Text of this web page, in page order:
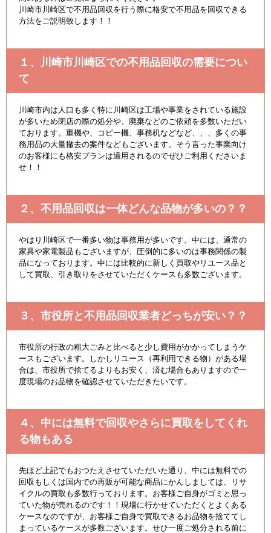
川崎市川崎区で不用品回収を行う際に格安で不用品を回収できる
方法をご説明致します！！
１、川崎市川崎区での不用品回収の需要につい
て
川崎市内は人口も多く特に川崎区は工場や事業をされている施設
が多いため閉店の際の処分や、廃棄などのご依頼を多数いただい
ております。重機や、コピー機、事務机などなど、、、多くの事
務用品の大量撤去の案件などもございます。そう言った事業向け
のお客様にも格安プランは適用されるのでぜひご利用くださいま
せ！！
２、不用品回収は一体どんな品物が多いの？？
やはり川崎区で一番多い物は事務用が多いです。中には、通常の
家具や家電製品もございますが、圧倒的に多いのは事務関係の製
品になっております。中には比較的に新しく買取やリユース品と
して買取、引き取りをさせていただくケースも多数ございます。
３、市役所と不用品回収業者どっちが安い？？
市役所の行政の粗大ごみと比べると少し費用がかかってしまうケ
ースもございます。しかしリユース（再利用できる物）がある場
合は、市役所で捨てるよりもお安く、済む場合もありますので一
度現場のお品物を確認させていただきたいです。
４、中には無料で回収やさらに買取をしてくれ
る物もある
先ほど上記でもおつたえさせていただいた通り、中には無料での
回収もしくは国内での再販が可能な商品にかんしましては、リサ
イクルの買取も多数行っております。お客様ご自身がゴミと思っ
ていた物が売れるのです！！現場に行かせていただくとよくある
ケースなのですが、お客様ご自身で買取できるお品物を捨ててし
まっているケースが多数ございます。せひ一度ご処分される前に